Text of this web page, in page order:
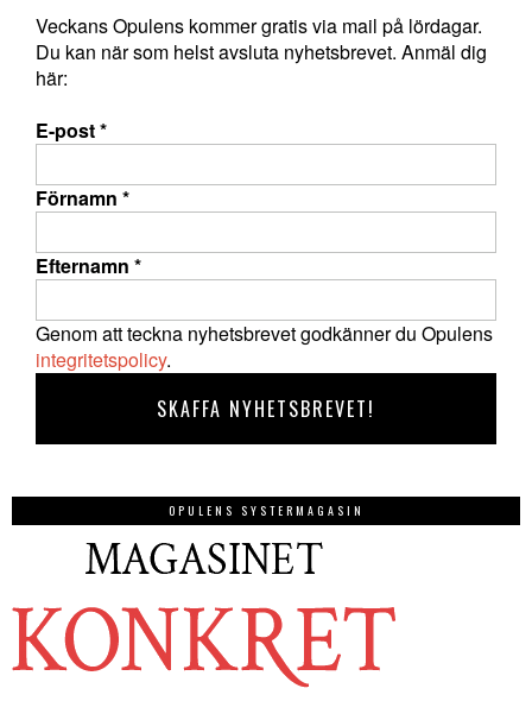
Veckans Opulens kommer gratis via mail på lördagar.
Du kan när som helst avsluta nyhetsbrevet. Anmäl dig
här:
E-post*
Förnamn *
Efternamn *
Genom att teckna nyhetsbrevet godkänner du Opulens
integritetspolicy.
OPULENS SYSTERMAGASIN